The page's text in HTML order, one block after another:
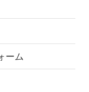
ーム